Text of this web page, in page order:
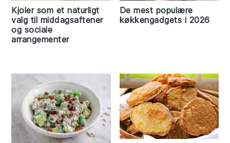
Kjoler som et naturligt
valg til middagsaftener
og sociale
arrangementer
De mest populære
køkkengadgets i 2026